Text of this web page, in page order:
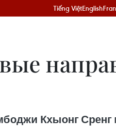
Tiếng ViệtEnglish
Кхыонг